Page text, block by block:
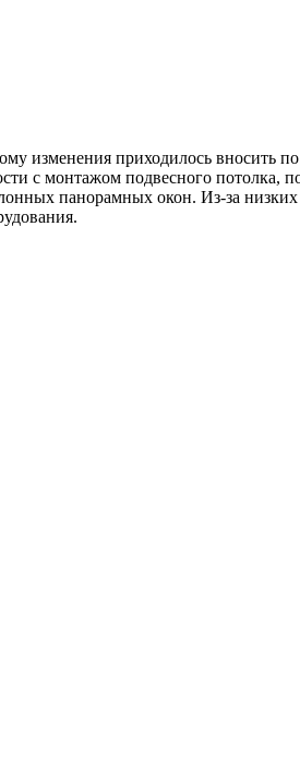
изменения приходилось
с монтажом подвесного потолка,
панорамных окон. Из-за